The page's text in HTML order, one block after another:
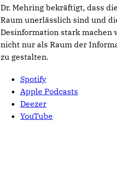
Dr. Mehring bekräftigt, dass
Raum unerlässlich sind und
Desinformation stark machen
nicht nur als Raum der
zu gestalten.
Spotify
Apple Podcasts
Deezer
YouTube